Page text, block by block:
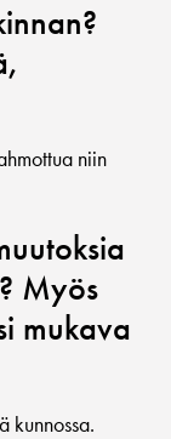
niin
Myös
mukava
kunnossa.